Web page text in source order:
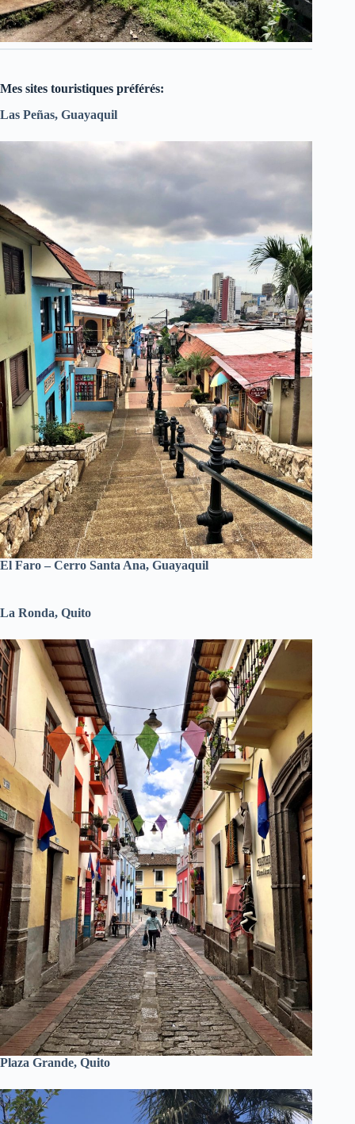
Mes sites touristiques préférés:
Las Peñas, Guayaquil
El Faro – Cerro Santa Ana, Guayaquil
La Ronda, Quito
Plaza Grande, Quito